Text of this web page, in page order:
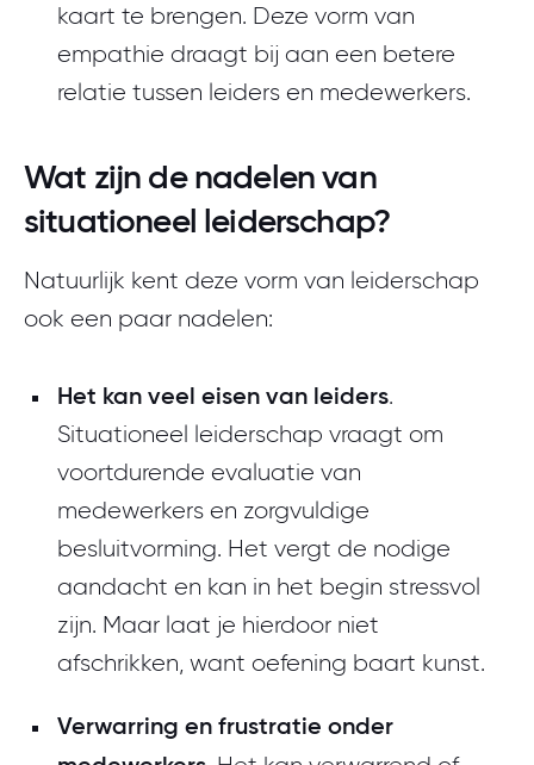
kaart te brengen. Deze vorm van
empathie draagt bij aan een betere
relatie tussen leiders en medewerkers.
Wat zijn de nadelen van
situationeel leiderschap?
Natuurlijk kent deze vorm van leiderschap
ook een paar nadelen:
Het kan veel eisen van leiders.
Situationeel leiderschap vraagt om
voortdurende evaluatie van
medewerkers en zorgvuldige
besluitvorming. Het vergt de nodige
aandacht en kan in het begin stressvol
zijn. Maar laat je hierdoor niet
afschrikken, want oefening baart kunst.
Verwarring en frustratie onder